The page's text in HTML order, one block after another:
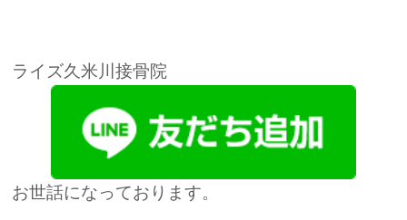
ライズ久米川接骨院
お世話になっております。